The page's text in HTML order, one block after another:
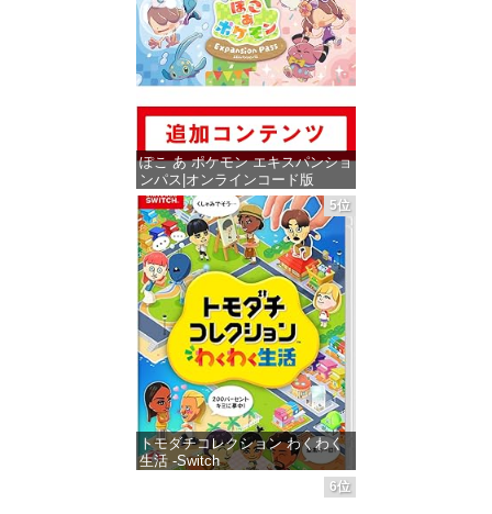
ぽこ あ ポケモン エキスパンショ
ンパス|オンラインコード版
価格：¥4,400
5位
トモダチコレクション わくわく
生活 -Switch
価格：¥6,145
6位